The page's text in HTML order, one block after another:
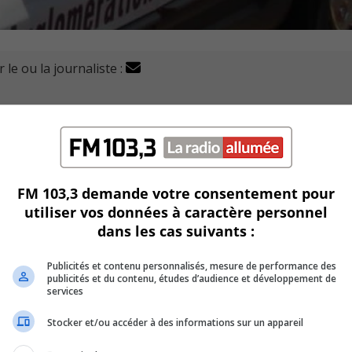
le ou la journaliste :
le Service de police de l’agglomération de Longueuil
en vue de trafic.
cocaïne, ainsi que de méthamphétamine, cannabis,
Hubert.
000 $.
organisé du SPAL, a bénéficié du soutien de la
FM 103,3 demande votre consentement pour
utiliser vos données à caractère personnel
dans les cas suivants :
Publicités et contenu personnalisés, mesure de performance des
publicités et du contenu, études d’audience et développement de
services
Stocker et/ou accéder à des informations sur un appareil